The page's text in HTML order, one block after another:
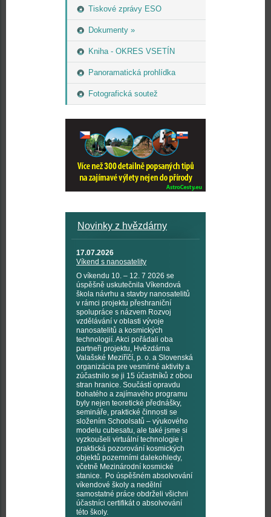
Tiskové zprávy ESO
Dokumenty »
Kniha - OKRES VSETÍN
Panoramatická prohlídka
Fotografická soutež
Novinky z hvězdárny
17.07.2026
Víkend s nanosatelity
O víkendu 10. – 12. 7 2026 se
úspěšně uskutečnila Víkendová
škola návrhu a stavby nanosatelitů
v rámci projektu přeshraniční
spolupráce s názvem Rozvoj
vzdělávání v oblasti vývoje
nanosatelitů a kosmických
technologií. Akci pořádali oba
partneři projektu, Hvězdárna
Valašské Meziříčí, p. o. a Slovenská
organizácia pre vesmírné aktivity a
zúčastnilo se ji 15 účastníků z obou
stran hranice. Součástí opravdu
bohatého a zajímavého programu
byly nejen teoretické přednášky,
semináře, praktické činnosti se
složením Schoolsatů – výukového
modelu cubesatu, ale také jsme si
vyzkoušeli virtuální technologie i
praktická pozorování kosmických
objektů pozemními dalekohledy,
včetně Mezinárodní kosmické
stanice. Po úspěšném absolvování
víkendové školy a nedělní
samostatné práce obdrželi všichni
účastníci certifikát o absolvování
této školy.